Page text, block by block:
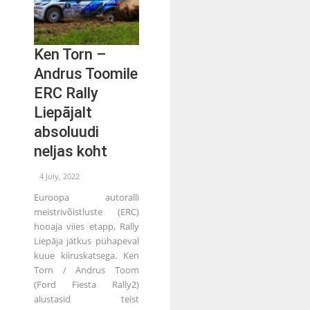
Ken Torn –
Andrus Toomile
ERC Rally
Liepājalt
absoluudi
neljas koht
4 July, 2022
Euroopa autoralli
meistrivõistluste (ERC)
hooaja viies etapp, Rally
Liepāja jätkus pühapeval
kuue kiiruskatsega. Ken
Torn / Andrus Toom
(Ford Fiesta Rally2)
alustasid teist